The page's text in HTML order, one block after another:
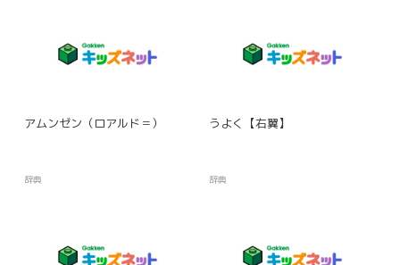
アムンゼン（ロアルド＝）
辞典
うよく【右翼】
辞典